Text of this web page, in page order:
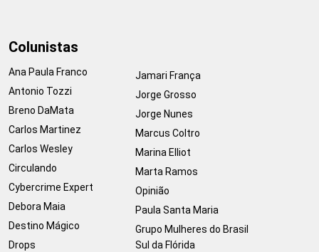
Colunistas
Ana Paula Franco
Antonio Tozzi
Breno DaMata
Carlos Martinez
Carlos Wesley
Circulando
Cybercrime Expert
Debora Maia
Destino Mágico
Drops
Jamari França
Jorge Grosso
Jorge Nunes
Marcus Coltro
Marina Elliot
Marta Ramos
Opinião
Paula Santa Maria
Grupo Mulheres do Brasil
Sul da Flórida